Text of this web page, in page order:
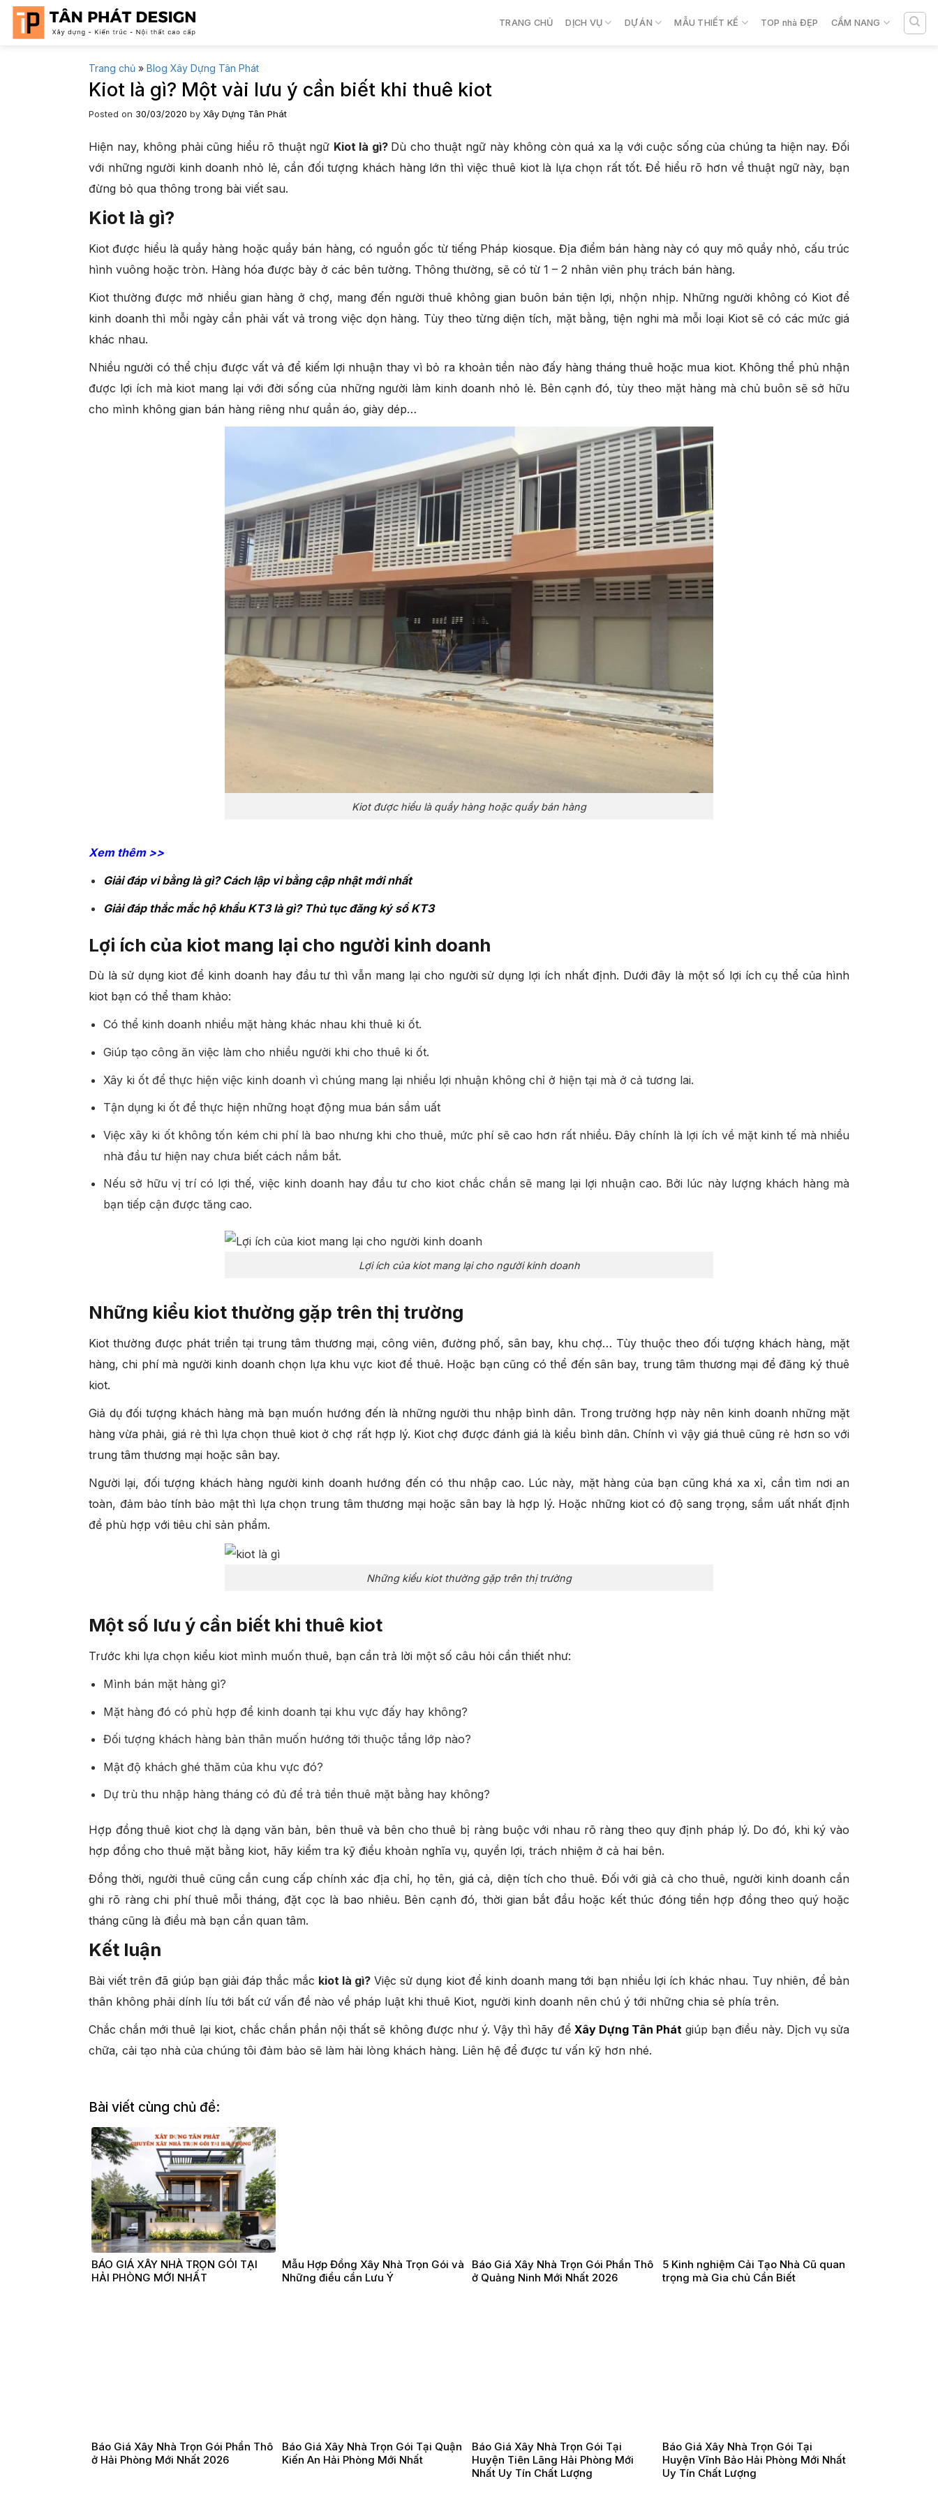
Skip
TRANG CHỦ DỊCH VỤ DỰ ÁN MẪU THIẾT KẾ TOP nhà ĐẸP CẨM NANG
Trang chủ » Blog Xây Dựng Tân Phát
Kiot là gì? Một vài lưu ý cần biết khi thuê kiot
Posted on 30/03/2020 by Xây Dựng Tân Phát
Hiện nay, không phải cũng hiểu rõ thuật ngữ Kiot là gì? Dù cho thuật ngữ này không còn quá xa lạ với cuộc sống của chúng ta hiện nay. Đối
với những người kinh doanh nhỏ lẻ, cần đối tượng khách hàng lớn thì việc thuê kiot là lựa chọn rất tốt. Để hiểu rõ hơn về thuật ngữ này, bạn
đừng bỏ qua thông trong bài viết sau.
Kiot là gì?
Kiot được hiểu là quầy hàng hoặc quầy bán hàng, có nguồn gốc từ tiếng Pháp kiosque. Địa điểm bán hàng này có quy mô quầy nhỏ, cấu trúc
hình vuông hoặc tròn. Hàng hóa được bày ở các bên tường. Thông thường, sẽ có từ 1 – 2 nhân viên phụ trách bán hàng.
Kiot thường được mở nhiều gian hàng ở chợ, mang đến người thuê không gian buôn bán tiện lợi, nhộn nhịp. Những người không có Kiot để
kinh doanh thì mỗi ngày cần phải vất vả trong việc dọn hàng. Tùy theo từng diện tích, mặt bằng, tiện nghi mà mỗi loại Kiot sẽ có các mức giá
khác nhau.
Nhiều người có thể chịu được vất vả để kiếm lợi nhuận thay vì bỏ ra khoản tiền nào đấy hàng tháng thuê hoặc mua kiot. Không thể phủ nhận
được lợi ích mà kiot mang lại với đời sống của những người làm kinh doanh nhỏ lẻ. Bên cạnh đó, tùy theo mặt hàng mà chủ buôn sẽ sở hữu
cho mình không gian bán hàng riêng như quần áo, giày dép…
Kiot được hiểu là quầy hàng hoặc quầy bán hàng
Xem thêm >>
Giải đáp vi bằng là gì? Cách lập vi bằng cập nhật mới nhất
Giải đáp thắc mắc hộ khẩu KT3 là gì? Thủ tục đăng ký sổ KT3
Lợi ích của kiot mang lại cho người kinh doanh
Dù là sử dụng kiot để kinh doanh hay đầu tư thì vẫn mang lại cho người sử dụng lợi ích nhất định. Dưới đây là một số lợi ích cụ thể của hình
kiot bạn có thể tham khảo:
Có thể kinh doanh nhiều mặt hàng khác nhau khi thuê ki ốt.
Giúp tạo công ăn việc làm cho nhiều người khi cho thuê ki ốt.
Xây ki ốt để thực hiện việc kinh doanh vì chúng mang lại nhiều lợi nhuận không chỉ ở hiện tại mà ở cả tương lai.
Tận dụng ki ốt để thực hiện những hoạt động mua bán sầm uất
Việc xây ki ốt không tốn kém chi phí là bao nhưng khi cho thuê, mức phí sẽ cao hơn rất nhiều. Đây chính là lợi ích về mặt kinh tế mà nhiều
nhà đầu tư hiện nay chưa biết cách nắm bắt.
Nếu sở hữu vị trí có lợi thế, việc kinh doanh hay đầu tư cho kiot chắc chắn sẽ mang lại lợi nhuận cao. Bởi lúc này lượng khách hàng mà
bạn tiếp cận được tăng cao.
Lợi ích của kiot mang lại cho người kinh doanh
Những kiểu kiot thường gặp trên thị trường
Kiot thường được phát triển tại trung tâm thương mại, công viên, đường phố, sân bay, khu chợ… Tùy thuộc theo đối tượng khách hàng, mặt
hàng, chi phí mà người kinh doanh chọn lựa khu vực kiot để thuê. Hoặc bạn cũng có thể đến sân bay, trung tâm thương mại để đăng ký thuê
kiot.
Giả dụ đối tượng khách hàng mà bạn muốn hướng đến là những người thu nhập bình dân. Trong trường hợp này nên kinh doanh những mặt
hàng vừa phải, giá rẻ thì lựa chọn thuê kiot ở chợ rất hợp lý. Kiot chợ được đánh giá là kiểu bình dân. Chính vì vậy giá thuê cũng rẻ hơn so với
trung tâm thương mại hoặc sân bay.
Người lại, đối tượng khách hàng người kinh doanh hướng đến có thu nhập cao. Lúc này, mặt hàng của bạn cũng khá xa xỉ, cần tìm nơi an
toàn, đảm bảo tính bảo mật thì lựa chọn trung tâm thương mại hoặc sân bay là hợp lý. Hoặc những kiot có độ sang trọng, sầm uất nhất định
để phù hợp với tiêu chỉ sản phẩm.
Những kiểu kiot thường gặp trên thị trường
Một số lưu ý cần biết khi thuê kiot
Trước khi lựa chọn kiểu kiot mình muốn thuê, bạn cần trả lời một số câu hỏi cần thiết như:
Mình bán mặt hàng gì?
Mặt hàng đó có phù hợp để kinh doanh tại khu vực đấy hay không?
Đối tượng khách hàng bản thân muốn hướng tới thuộc tầng lớp nào?
Mật độ khách ghé thăm của khu vực đó?
Dự trù thu nhập hàng tháng có đủ để trả tiền thuê mặt bằng hay không?
Hợp đồng thuê kiot chợ là dạng văn bản, bên thuê và bên cho thuê bị ràng buộc với nhau rõ ràng theo quy định pháp lý. Do đó, khi ký vào
hợp đồng cho thuê mặt bằng kiot, hãy kiểm tra kỹ điều khoản nghĩa vụ, quyền lợi, trách nhiệm ở cả hai bên.
Đồng thời, người thuê cũng cần cung cấp chính xác địa chỉ, họ tên, giá cả, diện tích cho thuê. Đối với giả cả cho thuê, người kinh doanh cần
ghi rõ ràng chi phí thuê mỗi tháng, đặt cọc là bao nhiêu. Bên cạnh đó, thời gian bắt đầu hoặc kết thúc đóng tiền hợp đồng theo quý hoặc
tháng cũng là điều mà bạn cần quan tâm.
Kết luận
Bài viết trên đã giúp bạn giải đáp thắc mắc kiot là gì?Việc sử dụng kiot để kinh doanh mang tới bạn nhiều lợi ích khác nhau. Tuy nhiên, để bản
thân không phải dính líu tới bất cứ vấn đề nào về pháp luật khi thuê Kiot, người kinh doanh nên chú ý tới những chia sẻ phía trên.
Chắc chắn mới thuê lại kiot, chắc chắn phần nội thất sẽ không được như ý. Vậy thì hãy để Xây Dựng Tân Phát giúp bạn điều này. Dịch vụ sửa
chữa, cải tạo nhà của chúng tôi đảm bảo sẽ làm hài lòng khách hàng. Liên hệ để được tư vấn kỹ hơn nhé.
Bài viết cùng chủ đề:
BÁO GIÁ XÂY NHÀ TRỌN GÓI TẠI
HẢI PHÒNG MỚI NHẤT
Mẫu Hợp Đồng Xây Nhà Trọn Gói và
Những điều cần Lưu Ý
Báo Giá Xây Nhà Trọn Gói Phần Thô
ở Quảng Ninh Mới Nhất 2026
5 Kinh nghiệm Cải Tạo Nhà Cũ quan
trọng mà Gia chủ Cần Biết
Báo Giá Xây Nhà Trọn Gói Phần Thô
ở Hải Phòng Mới Nhất 2026
Báo Giá Xây Nhà Trọn Gói Tại Quận
Kiến An Hải Phòng Mới Nhất
Báo Giá Xây Nhà Trọn Gói Tại
Huyện Tiên Lãng Hải Phòng Mới
Nhất Uy Tín Chất Lượng
Báo Giá Xây Nhà Trọn Gói Tại
Huyện Vĩnh Bảo Hải Phòng Mới Nhất
Uy Tín Chất Lượng